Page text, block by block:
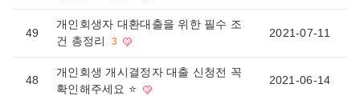
49
개인회생자 대환대출을 위한 필수 조
건 총정리
3
2021-07-11
48
개인회생 개시결정자 대출 신청전 꼭
확인해주세요 ⭐
2021-06-14